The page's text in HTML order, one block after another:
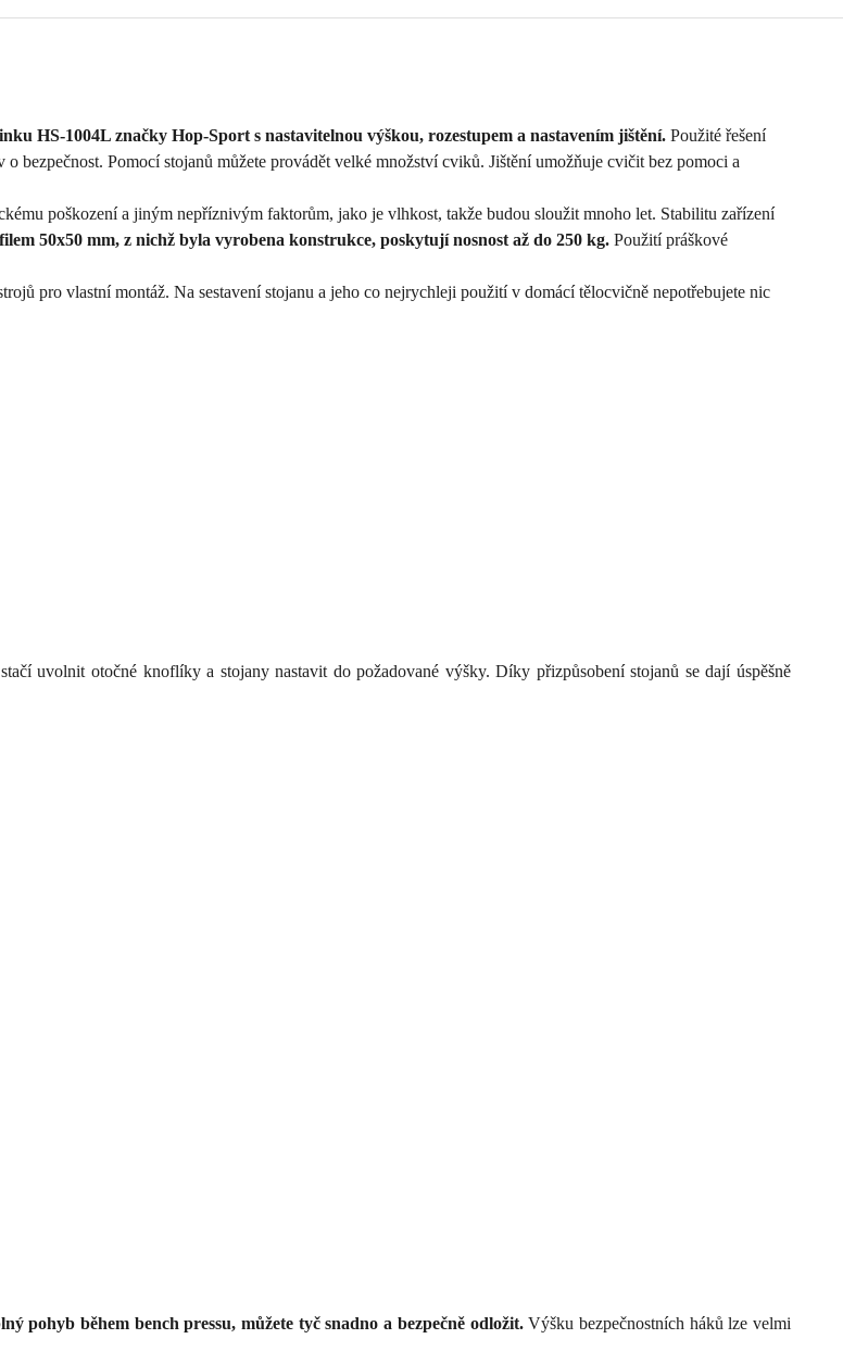
HS-1004L značky Hop-Sport s nastavitelnou výškou, rozestupem a nastavením jištění. Použité řešení
bezpečnost. Pomocí stojanů můžete provádět velké množství cviků. Jištění umožňuje cvičit bez pomoci a
poškození a jiným nepříznivým faktorům, jako je vlhkost, takže budou sloužit mnoho let. Stabilitu zařízení
50x50 mm, z nichž byla vyrobena konstrukce, poskytují nosnost až do 250 kg. Použití práškové
pro vlastní montáž. Na sestavení stojanu a jeho co nejrychleji použití v domácí tělocvičně nepotřebujete nic
uvolnit otočné knoflíky a stojany nastavit do požadované výšky. Díky přizpůsobení stojanů se dají úspěšně
pohyb během bench pressu, můžete tyč snadno a bezpečně odložit.Výšku bezpečnostních háků lze velmi